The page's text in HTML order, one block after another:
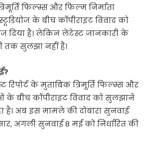
फिल्म्स और फिल्म निर्माता
के बीच कॉपीराइट विवाद को
दिया है। लेकिन लेटेस्ट जानकारी के
तक सुलझा नहीं है।
के मुताबिक त्रिमूर्ति फिल्म्स और
के बीच कॉपीराइट विवाद को सुलझाने
है। अब इस मामले की दोबारा सुनवाई
अगली सुनवाई 8 मई को निर्धारित की